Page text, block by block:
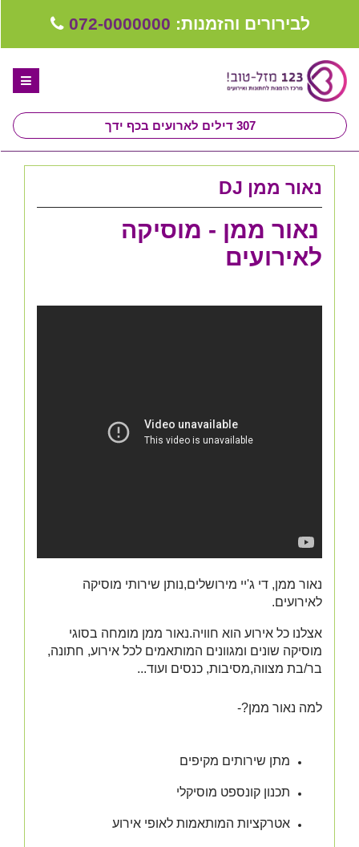
לבירורים והזמנות: 072-0000000
307 דילים לארועים בכף ידך
ספקים לחתונה מומלצים
קבלו ייעוץ בחינם
טיפים לארגון ותכנון חתונה
נאור ממן DJ
נאור ממן - מוסיקה
לאירועים
נאור ממן, די ג'יי מירושלים,נותן שירותי מוסיקה
לאירועים.
אצלנו כל אירוע הוא חוויה.נאור ממן מומחה בסוגי
מוסיקה שונים ומגוונים המותאמים לכל אירוע, חתונה,
בר/בת מצווה,מסיבות, כנסים ועוד...
למה נאור ממן?-
מתן שירותים מקיפים
תכנון קונספט מוסיקלי
אטרקציות המותאמות לאופי אירוע